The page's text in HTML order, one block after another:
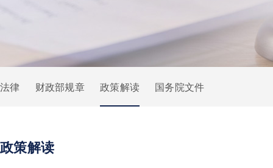
法律 财政部规章 政策解读 国务院文件
政策解读